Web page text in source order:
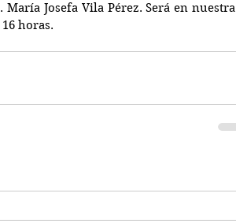
Josefa Vila Pérez. Será en nuestra
horas.